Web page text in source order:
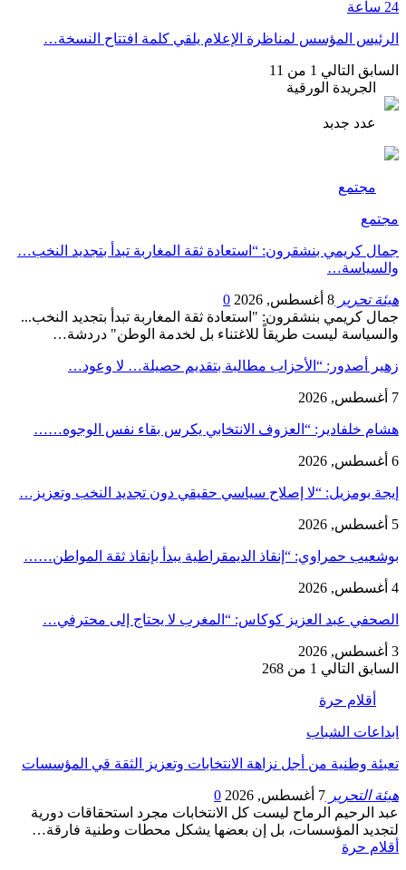
24 ساعة
الرئيس المؤسس لمناظرة الإعلام يلقي كلمة افتتاح النسخة…
السابق التالي 1 من 11
الجريدة الورقية
عدد جدبد
مجتمع
مجتمع
جمال كريمي بنشقرون: “استعادة ثقة المغاربة تبدأ بتجديد النخب…
والسياسة…
هيئة تحرير 8 أغسطس, 2026
0
جمال كريمي بنشقرون: "استعادة ثقة المغاربة تبدأ بتجديد النخب...
والسياسة ليست طريقاً للاغتناء بل لخدمة الوطن" دردشة…
زهير أصدور: “الأحزاب مطالبة بتقديم حصيلة… لا وعود…
7 أغسطس, 2026
هشام خلفادير: “العزوف الانتخابي يكرس بقاء نفس الوجوه……
6 أغسطس, 2026
إيجة بومزيل: “لا إصلاح سياسي حقيقي دون تجديد النخب وتعزيز…
5 أغسطس, 2026
بوشعيب حمراوي: “إنقاذ الديمقراطية يبدأ بإنقاذ ثقة المواطن……
4 أغسطس, 2026
الصحفي عبد العزيز كوكاس: “المغرب لا يحتاج إلى محترفي…
3 أغسطس, 2026
السابق التالي 1 من 268
أقلام حرة
ابداعات الشباب
تعبئة وطنية من أجل نزاهة الانتخابات وتعزيز الثقة قي المؤسسات
هيئة التحرير 7 أغسطس, 2026
0
عبد الرحيم الرماح ليست كل الانتخابات مجرد استحقاقات دورية
لتجديد المؤسسات، بل إن بعضها يشكل محطات وطنية فارقة…
أقلام حرة